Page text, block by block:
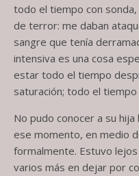
todo el tiempo con
de terror: me daban
sangre que tenía
intensiva es una cosa
estar todo el tiempo
saturación; todo el tiempo
No pudo conocer a su
ese momento, en medio
formalmente. Estuvo
varios más en dejar por